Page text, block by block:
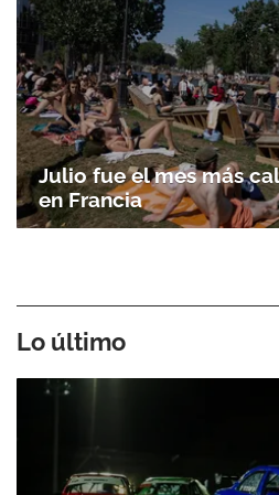
Julio fue el mes más
en Francia
Lo último